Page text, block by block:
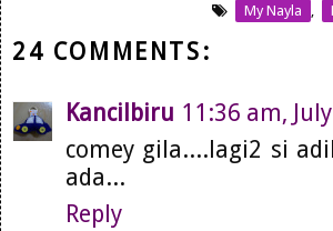
My Nayla
24 COMMENTS:
Kancilbiru 11:36 am,
comey gila....lagi2 si
ada...
Reply